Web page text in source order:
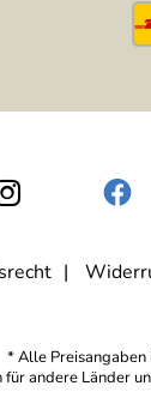
* Alle
andere Länder